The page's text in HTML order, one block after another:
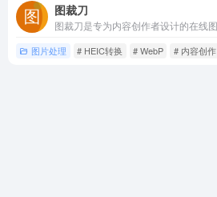
图裁刀
图片处理 # HEIC转换 # WebP # 内容创作